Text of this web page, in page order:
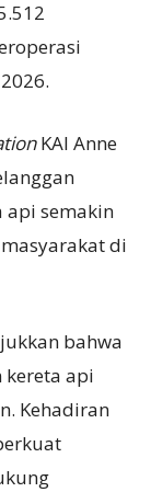
KAI Anne
api semakin
di
bahwa
kereta api
Kehadiran